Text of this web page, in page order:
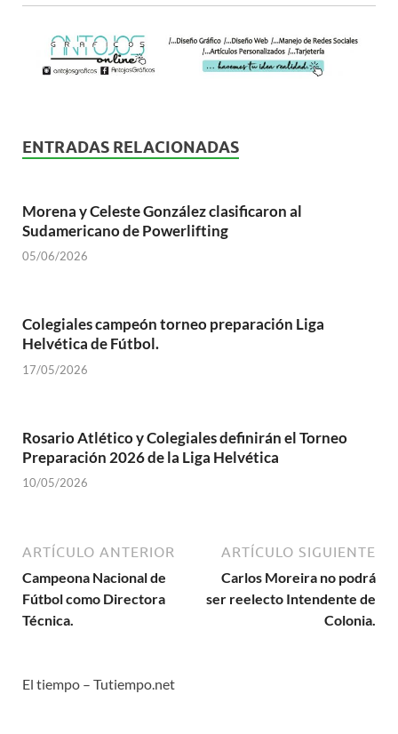
ENTRADAS RELACIONADAS
Morena y Celeste González clasificaron al
Sudamericano de Powerlifting
05/06/2026
Colegiales campeón torneo preparación Liga
Helvética de Fútbol.
17/05/2026
Rosario Atlético y Colegiales definirán el Torneo
Preparación 2026 de la Liga Helvética
10/05/2026
ARTÍCULO ANTERIOR
Campeona Nacional de
Fútbol como Directora
Técnica.
ARTÍCULO SIGUIENTE
Carlos Moreira no podrá
ser reelecto Intendente de
Colonia.
El tiempo – Tutiempo.net